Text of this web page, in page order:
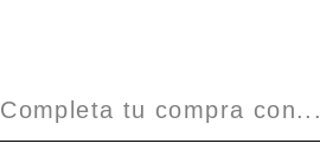
Completa tu compra con...